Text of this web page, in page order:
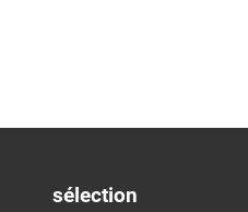
sélection